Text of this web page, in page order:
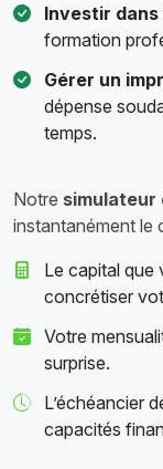
Investir
formation
Gérer un
dépense
temps.
Notre simulateur
instantanément le
Le capital que
concrétiser
Votre
surprise.
L’échéancier
capacités